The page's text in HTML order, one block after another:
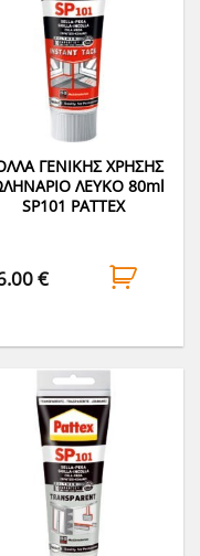
ΓΕΝΙΚΗΣ ΧΡΗΣΗΣ
ΛΕΥΚΟ 80ml
SP101 PATTEX
€